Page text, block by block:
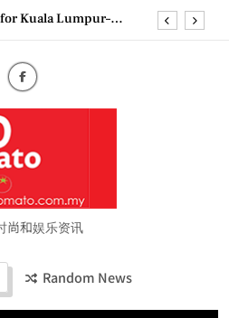
Kuala Lumpur–
2026– Press
to Shape
Kuala Lumpur–
October
printing with next-
尚和娱乐资讯
Random News